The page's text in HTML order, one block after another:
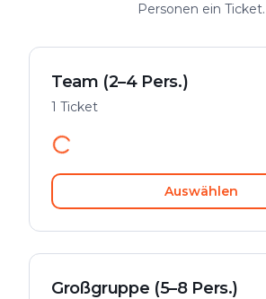
Personen ein Ticket.
Team (2–4 Pers.)
1 Ticket
Auswählen
Großgruppe (5–8 Pers.)